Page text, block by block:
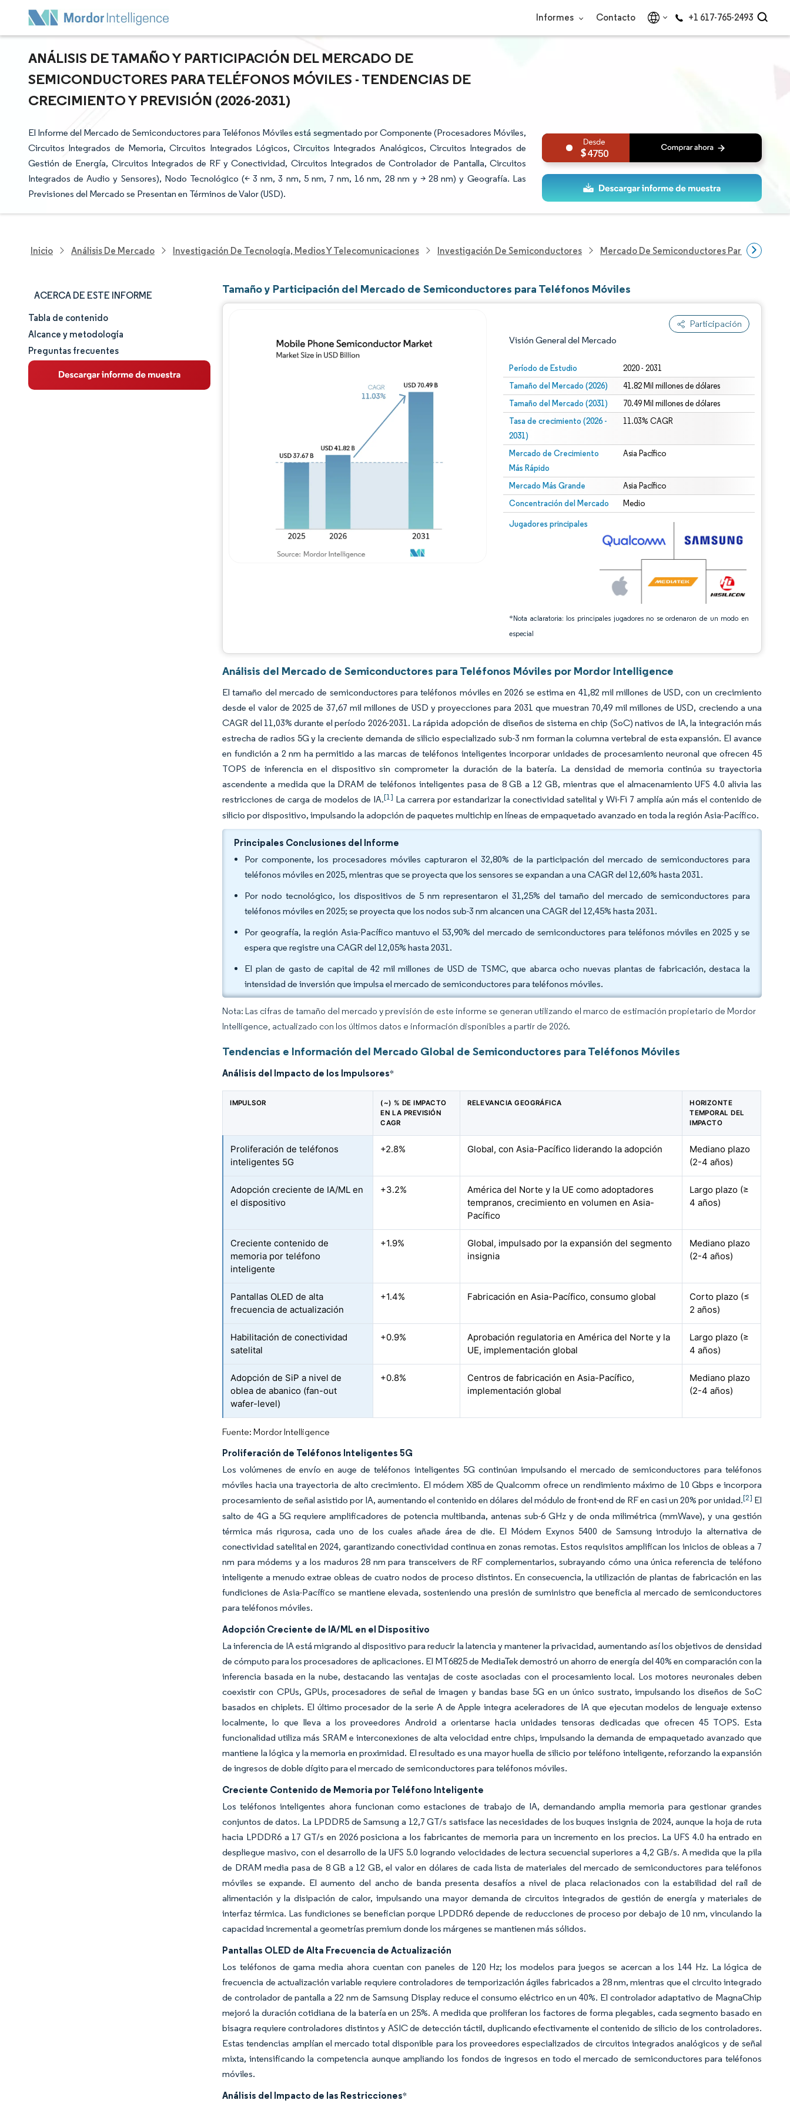
Informes Contacto +1 617-765-2493
ANÁLISIS DE TAMAÑO Y PARTICIPACIÓN DEL MERCADO DE
SEMICONDUCTORES PARA TELÉFONOS MÓVILES - TENDENCIAS DE
CRECIMIENTO Y PREVISIÓN (2026-2031)
El Informe del Mercado de Semiconductores para Teléfonos Móviles está segmentado por Componente (Procesadores Móviles,
Circuitos Integrados de Memoria, Circuitos Integrados Lógicos, Circuitos Integrados Analógicos, Circuitos Integrados de
Gestión de Energía, Circuitos Integrados de RF y Conectividad, Circuitos Integrados de Controlador de Pantalla, Circuitos
Integrados de Audio y Sensores), Nodo Tecnológico (< 3 nm, 3 nm, 5 nm, 7 nm, 16 nm, 28 nm y > 28 nm) y Geografía. Las
Previsiones del Mercado se Presentan en Términos de Valor (USD).
4750
Inicio Análisis De Mercado Investigación De Tecnología, Medios Y Telecomunicaciones Investigación De Semiconductores Mercado De Semiconductores Para
ACERCA DE ESTE INFORME
Tamaño y cuota de mercado
Análisis de mercado
Tendencias e ideas
Tabla de contenido
Alcance y metodología
Preguntas frecuentes
Tamaño y Participación del Mercado de Semiconductores para Teléfonos Móviles
Participación
Visión General del Mercado
Período de Estudio 2020 - 2031
Tamaño del Mercado (2026) 41.82 Mil millones de dólares
Tamaño del Mercado (2031) 70.49 Mil millones de dólares
Tasa de crecimiento (2026 -
2031)
11.03% CAGR
Mercado de Crecimiento
Más Rápido
Asia Pacífico
Mercado Más Grande Asia Pacífico
Concentración del Mercado Medio
Jugadores principales
*Nota aclaratoria: los principales jugadores no se ordenaron de un modo en
especial
Imagen © Mordor Intelligence. El uso requiere atribución según CC BY 4.0.
Imagen © Mordor Intelligence. El uso requiere atribución según CC BY 4.0.
Análisis del Mercado de Semiconductores para Teléfonos Móviles por Mordor Intelligence
El tamaño del mercado de semiconductores para teléfonos móviles en 2026 se estima en 41,82 mil millones de USD, con un crecimiento
desde el valor de 2025 de 37,67 mil millones de USD y proyecciones para 2031 que muestran 70,49 mil millones de USD, creciendo a una
CAGR del 11,03% durante el período 2026-2031. La rápida adopción de diseños de sistema en chip (SoC) nativos de IA, la integración más
estrecha de radios 5G y la creciente demanda de silicio especializado sub-3 nm forman la columna vertebral de esta expansión. El avance
en fundición a 2 nm ha permitido a las marcas de teléfonos inteligentes incorporar unidades de procesamiento neuronal que ofrecen 45
TOPS de inferencia en el dispositivo sin comprometer la duración de la batería. La densidad de memoria continúa su trayectoria
ascendente a medida que la DRAM de teléfonos inteligentes pasa de 8 GB a 12 GB, mientras que el almacenamiento UFS 4.0 alivia las
restricciones de carga de modelos de IA.[1] La carrera por estandarizar la conectividad satelital y Wi-Fi 7 amplía aún más el contenido de
silicio por dispositivo, impulsando la adopción de paquetes multichip en líneas de empaquetado avanzado en toda la región Asia-Pacífico.
Principales Conclusiones del Informe
Por componente, los procesadores móviles capturaron el 32,80% de la participación del mercado de semiconductores para
teléfonos móviles en 2025, mientras que se proyecta que los sensores se expandan a una CAGR del 12,60% hasta 2031.
Por nodo tecnológico, los dispositivos de 5 nm representaron el 31,25% del tamaño del mercado de semiconductores para
teléfonos móviles en 2025; se proyecta que los nodos sub-3 nm alcancen una CAGR del 12,45% hasta 2031.
Por geografía, la región Asia-Pacífico mantuvo el 53,90% del mercado de semiconductores para teléfonos móviles en 2025 y se
espera que registre una CAGR del 12,05% hasta 2031.
El plan de gasto de capital de 42 mil millones de USD de TSMC, que abarca ocho nuevas plantas de fabricación, destaca la
intensidad de inversión que impulsa el mercado de semiconductores para teléfonos móviles.
Nota: Las cifras de tamaño del mercado y previsión de este informe se generan utilizando el marco de estimación propietario de Mordor
Intelligence, actualizado con los últimos datos e información disponibles a partir de 2026.
Tendencias e Información del Mercado Global de Semiconductores para Teléfonos Móviles
Análisis del Impacto de los Impulsores*
IMPULSOR
(~) % DE IMPACTO
EN LA PREVISIÓN
CAGR
RELEVANCIA GEOGRÁFICA
HORIZONTE
TEMPORAL DEL
IMPACTO
Proliferación de teléfonos
inteligentes 5G
+2.8% Global, con Asia-Pacífico liderando la adopción
Mediano plazo
(2-4 años)
Adopción creciente de IA/ML en
el dispositivo
+3.2%
América del Norte y la UE como adoptadores
tempranos, crecimiento en volumen en Asia-
Pacífico
Largo plazo (≥
4 años)
Creciente contenido de
memoria por teléfono
inteligente
+1.9%
Global, impulsado por la expansión del segmento
insignia
Mediano plazo
(2-4 años)
Pantallas OLED de alta
frecuencia de actualización
+1.4% Fabricación en Asia-Pacífico, consumo global
Corto plazo (≤
2 años)
Habilitación de conectividad
satelital
+0.9%
Aprobación regulatoria en América del Norte y la
UE, implementación global
Largo plazo (≥
4 años)
Adopción de SiP a nivel de
oblea de abanico (fan-out
wafer-level)
+0.8%
Centros de fabricación en Asia-Pacífico,
implementación global
Mediano plazo
(2-4 años)
Fuente: Mordor Intelligence
Proliferación de Teléfonos Inteligentes 5G
Los volúmenes de envío en auge de teléfonos inteligentes 5G continúan impulsando el mercado de semiconductores para teléfonos
móviles hacia una trayectoria de alto crecimiento. El módem X85 de Qualcomm ofrece un rendimiento máximo de 10 Gbps e incorpora
procesamiento de señal asistido por IA, aumentando el contenido en dólares del módulo de front-end de RF en casi un 20% por unidad.[2] El
salto de 4G a 5G requiere amplificadores de potencia multibanda, antenas sub-6 GHz y de onda milimétrica (mmWave), y una gestión
térmica más rigurosa, cada uno de los cuales añade área de die. El Módem Exynos 5400 de Samsung introdujo la alternativa de
conectividad satelital en 2024, garantizando conectividad continua en zonas remotas. Estos requisitos amplifican los inicios de obleas a 7
nm para módems y a los maduros 28 nm para transceivers de RF complementarios, subrayando cómo una única referencia de teléfono
inteligente a menudo extrae obleas de cuatro nodos de proceso distintos. En consecuencia, la utilización de plantas de fabricación en las
fundiciones de Asia-Pacífico se mantiene elevada, sosteniendo una presión de suministro que beneficia al mercado de semiconductores
para teléfonos móviles.
Adopción Creciente de IA/ML en el Dispositivo
La inferencia de IA está migrando al dispositivo para reducir la latencia y mantener la privacidad, aumentando así los objetivos de densidad
de cómputo para los procesadores de aplicaciones. El MT6825 de MediaTek demostró un ahorro de energía del 40% en comparación con la
inferencia basada en la nube, destacando las ventajas de coste asociadas con el procesamiento local. Los motores neuronales deben
coexistir con CPUs, GPUs, procesadores de señal de imagen y bandas base 5G en un único sustrato, impulsando los diseños de SoC
basados en chiplets. El último procesador de la serie A de Apple integra aceleradores de IA que ejecutan modelos de lenguaje extenso
localmente, lo que lleva a los proveedores Android a orientarse hacia unidades tensoras dedicadas que ofrecen 45 TOPS. Esta
funcionalidad utiliza más SRAM e interconexiones de alta velocidad entre chips, impulsando la demanda de empaquetado avanzado que
mantiene la lógica y la memoria en proximidad. El resultado es una mayor huella de silicio por teléfono inteligente, reforzando la expansión
de ingresos de doble dígito para el mercado de semiconductores para teléfonos móviles.
Creciente Contenido de Memoria por Teléfono Inteligente
Los teléfonos inteligentes ahora funcionan como estaciones de trabajo de IA, demandando amplia memoria para gestionar grandes
conjuntos de datos. La LPDDR5 de Samsung a 12,7 GT/s satisface las necesidades de los buques insignia de 2024, aunque la hoja de ruta
hacia LPDDR6 a 17 GT/s en 2026 posiciona a los fabricantes de memoria para un incremento en los precios. La UFS 4.0 ha entrado en
despliegue masivo, con el desarrollo de la UFS 5.0 logrando velocidades de lectura secuencial superiores a 4,2 GB/s. A medida que la pila
de DRAM media pasa de 8 GB a 12 GB, el valor en dólares de cada lista de materiales del mercado de semiconductores para teléfonos
móviles se expande. El aumento del ancho de banda presenta desafíos a nivel de placa relacionados con la estabilidad del raíl de
alimentación y la disipación de calor, impulsando una mayor demanda de circuitos integrados de gestión de energía y materiales de
interfaz térmica. Las fundiciones se benefician porque LPDDR6 depende de reducciones de proceso por debajo de 10 nm, vinculando la
capacidad incremental a geometrías premium donde los márgenes se mantienen más sólidos.
Pantallas OLED de Alta Frecuencia de Actualización
Los teléfonos de gama media ahora cuentan con paneles de 120 Hz; los modelos para juegos se acercan a los 144 Hz. La lógica de
frecuencia de actualización variable requiere controladores de temporización ágiles fabricados a 28 nm, mientras que el circuito integrado
de controlador de pantalla a 22 nm de Samsung Display reduce el consumo eléctrico en un 40%. El controlador adaptativo de MagnaChip
mejoró la duración cotidiana de la batería en un 25%. A medida que proliferan los factores de forma plegables, cada segmento basado en
bisagra requiere controladores distintos y ASIC de detección táctil, duplicando efectivamente el contenido de silicio de los controladores.
Estas tendencias amplían el mercado total disponible para los proveedores especializados de circuitos integrados analógicos y de señal
mixta, intensificando la competencia aunque ampliando los fondos de ingresos en todo el mercado de semiconductores para teléfonos
móviles.
Análisis del Impacto de las Restricciones*